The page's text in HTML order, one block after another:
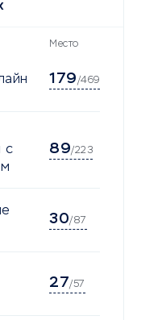
Место
179/469
с
89/223
30/87
27/57